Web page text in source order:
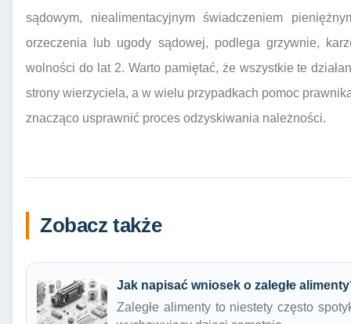
sądowym, niealimentacyjnym świadczeniem
orzeczenia lub ugody sądowej, podlega grzywnie,
wolności do lat 2. Warto pamiętać, że wszystkie te
strony wierzyciela, a w wielu przypadkach pomoc
znacząco usprawnić proces odzyskiwania należności.
Zobacz także
Jak napisać wniosek o zaległe
Zaległe alimenty to niestety często